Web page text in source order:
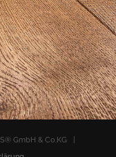
GmbH & Co.KG |